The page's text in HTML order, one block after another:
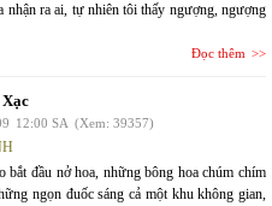
ra ai, tự nhiên tôi thấy ngượng, ngượng
Đọc thêm
12:00 SA (Xem: 39357)
bắt đầu nở hoa, những bông hoa chúm chím
ngọn đuốc sáng cả một khu không gian,